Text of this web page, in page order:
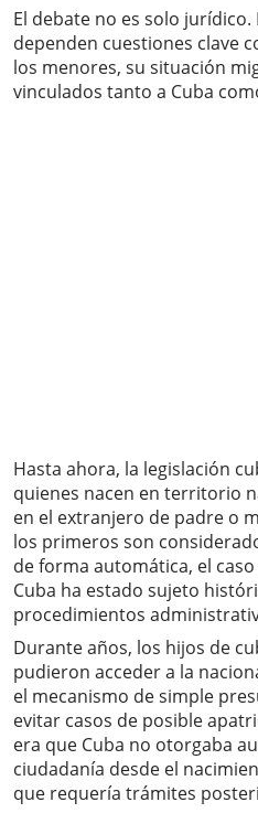
El debate no es solo
dependen cuestiones clave
los menores, su situación
vinculados tanto a Cuba
Hasta ahora, la legislación
quienes nacen en territorio
en el extranjero de padre o
los primeros son
de forma automática, el
Cuba ha estado sujeto
procedimientos
Durante años, los hijos de
pudieron acceder a la
el mecanismo de simple
evitar casos de posible
era que Cuba no otorgaba
ciudadanía desde el
que requería trámites